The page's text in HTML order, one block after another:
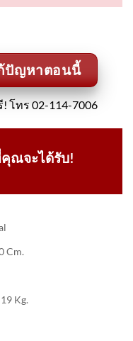
ปัญหาตอนนี้
โทร 02-114-7006
ณจะได้รับ!
Cm.
Kg.